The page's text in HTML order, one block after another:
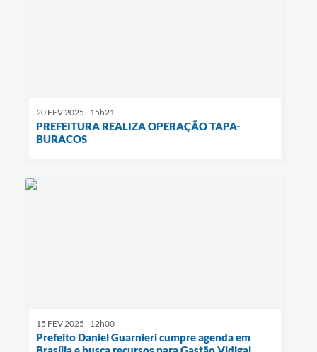
20 FEV 2025 - 15h21
PREFEITURA REALIZA OPERAÇÃO TAPA-
BURACOS
15 FEV 2025 - 12h00
Prefeito Daniel Guarnieri cumpre agenda em